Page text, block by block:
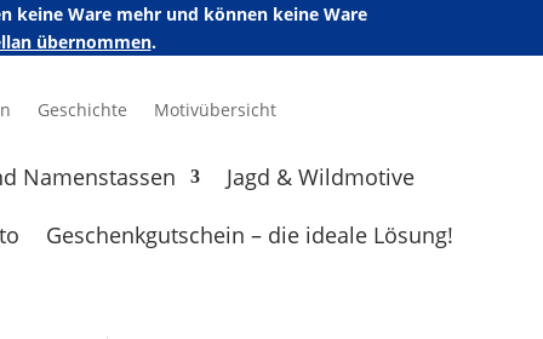
keine Ware mehr und können keine Ware
übernommen.
Geschichte Motivübersicht
Namenstassen
Jagd & Wildmotive
Geschenkgutschein – die ideale Lösung!